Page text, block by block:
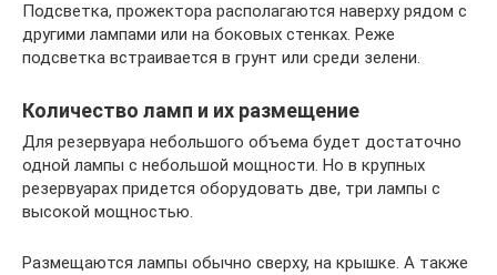
Подсветка, прожектора располагаются наверху рядом с
другими лампами или на боковых стенках. Реже
подсветка встраивается в грунт или среди зелени.
Количество ламп и их размещение
Для резервуара небольшого объема будет достаточно
одной лампы с небольшой мощности. Но в крупных
резервуарах придется оборудовать две, три лампы с
высокой мощностью.
Размещаются лампы обычно сверху, на крышке. А также